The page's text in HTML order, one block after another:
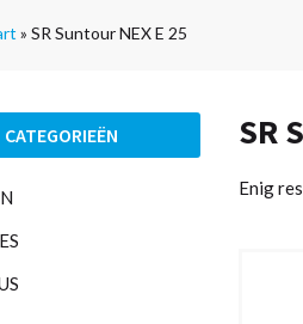
» SR Suntour NEX E 25
CATEGORIEËN SR
Enig